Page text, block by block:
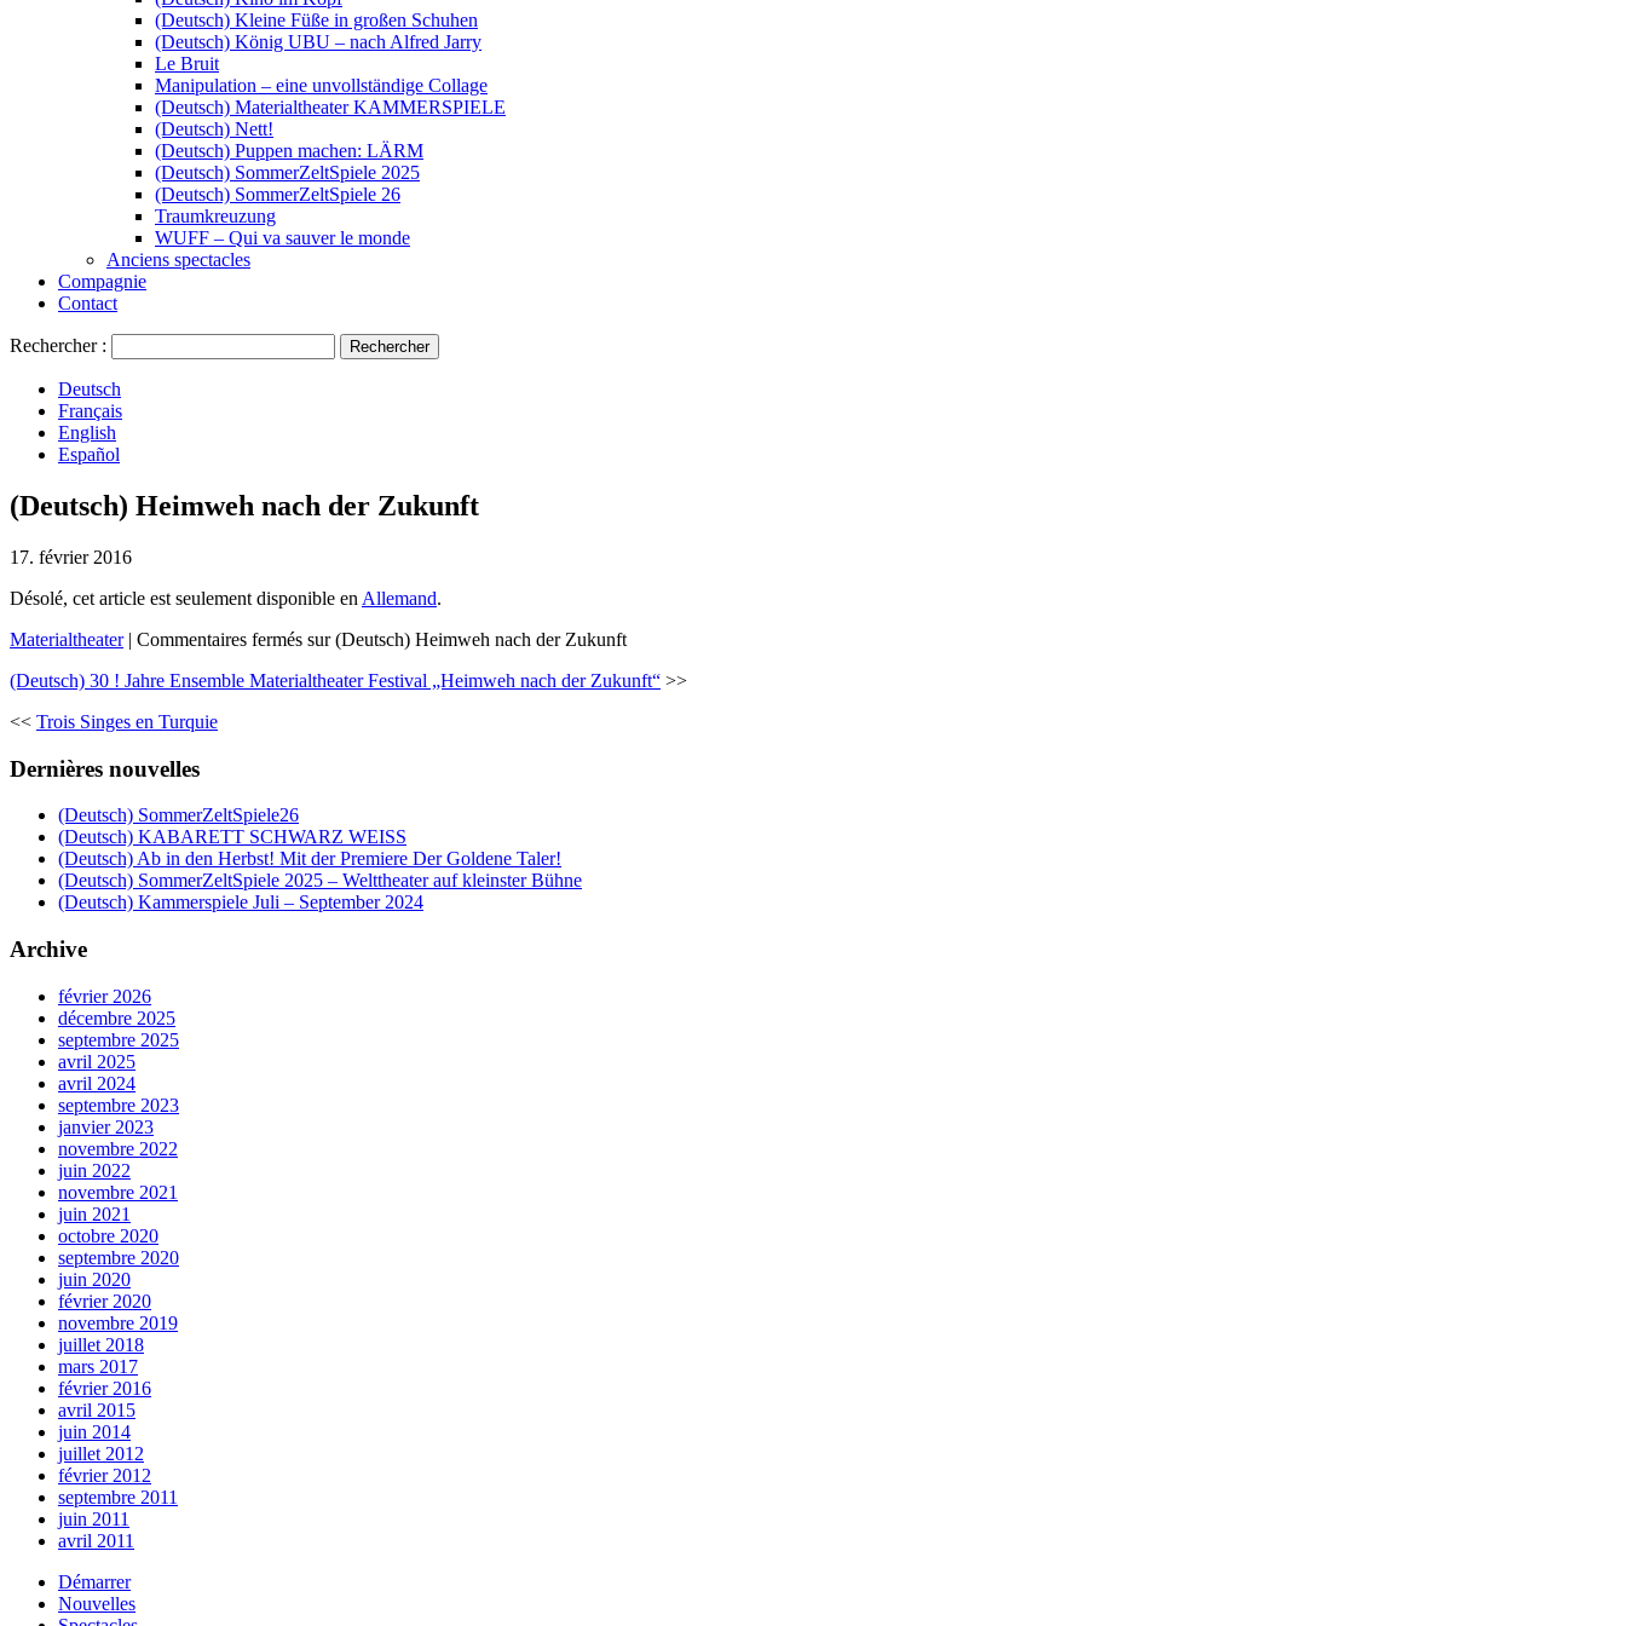
(Deutsch) Kleine Füße in großen Schuhen
(Deutsch) König UBU – nach Alfred Jarry
Le Bruit
Manipulation – eine unvollständige Collage
(Deutsch) Materialtheater KAMMERSPIELE
(Deutsch) Nett!
(Deutsch) Puppen machen: LÄRM
(Deutsch) SommerZeltSpiele 2025
(Deutsch) SommerZeltSpiele 26
Traumkreuzung
WUFF – Qui va sauver le monde
Anciens spectacles
Compagnie
Contact
Rechercher :
Deutsch
Français
English
Español
(Deutsch) Heimweh nach der Zukunft
17. février 2016
Désolé, cet article est seulement disponible en Allemand.
Materialtheater| Commentaires fermés sur (Deutsch) Heimweh nach der Zukunft
(Deutsch) 30 ! Jahre Ensemble Materialtheater Festival „Heimweh nach der Zukunft“ >>
<< Trois Singes en Turquie
Dernières nouvelles
(Deutsch) SommerZeltSpiele26
(Deutsch) KABARETT SCHWARZ WEISS
(Deutsch) Ab in den Herbst! Mit der Premiere Der Goldene Taler!
(Deutsch) SommerZeltSpiele 2025 – Welttheater auf kleinster Bühne
(Deutsch) Kammerspiele Juli – September 2024
Archive
février 2026
décembre 2025
septembre 2025
avril 2025
avril 2024
septembre 2023
janvier 2023
novembre 2022
juin 2022
novembre 2021
juin 2021
octobre 2020
septembre 2020
juin 2020
février 2020
novembre 2019
juillet 2018
mars 2017
février 2016
avril 2015
juin 2014
juillet 2012
février 2012
septembre 2011
juin 2011
avril 2011
Démarrer
Nouvelles